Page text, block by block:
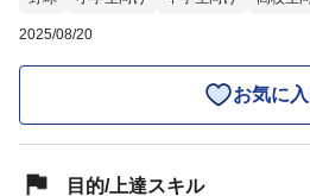
2025/08/20
お気に入
目的/上達スキル